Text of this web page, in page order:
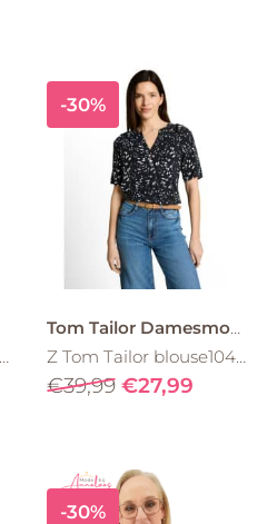
-30%
Tom Tailor Damesmode
Z Tom Tailor blouse1049796 Marine wit
€39,99 €27,99
-30%